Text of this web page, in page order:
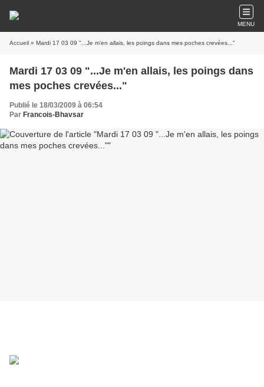
MENU
Accueil » Mardi 17 03 09 "...Je m'en allais, les poings dans mes poches crevées..."
Mardi 17 03 09 "...Je m'en allais, les poings dans
mes poches crevées..."
Publié le 18/03/2009 à 06:54
Par Francois-Bhavsar